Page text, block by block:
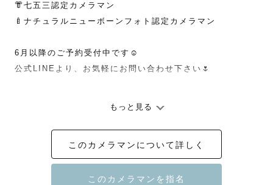
👘七五三認定カメラマン
🍼ナチュラルニューボーンフォト認定カメラマン
6月以降のご予約受付中です☺️
公式LINEより、お気軽にお問い合わせ下さい🌷
初めまして！
北陸Lovegrapherの、もみんと申します。
もっと見る
このカメラマンについて詳しく